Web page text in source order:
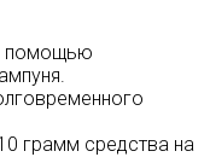
помощью
грамм средства на